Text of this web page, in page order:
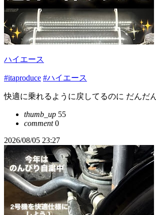
ハイエース
#itaproduce #ハイエース
快適に乗れるように戻してるのに だんだ
thumb_up 55
comment0
2026/08/05 23:27